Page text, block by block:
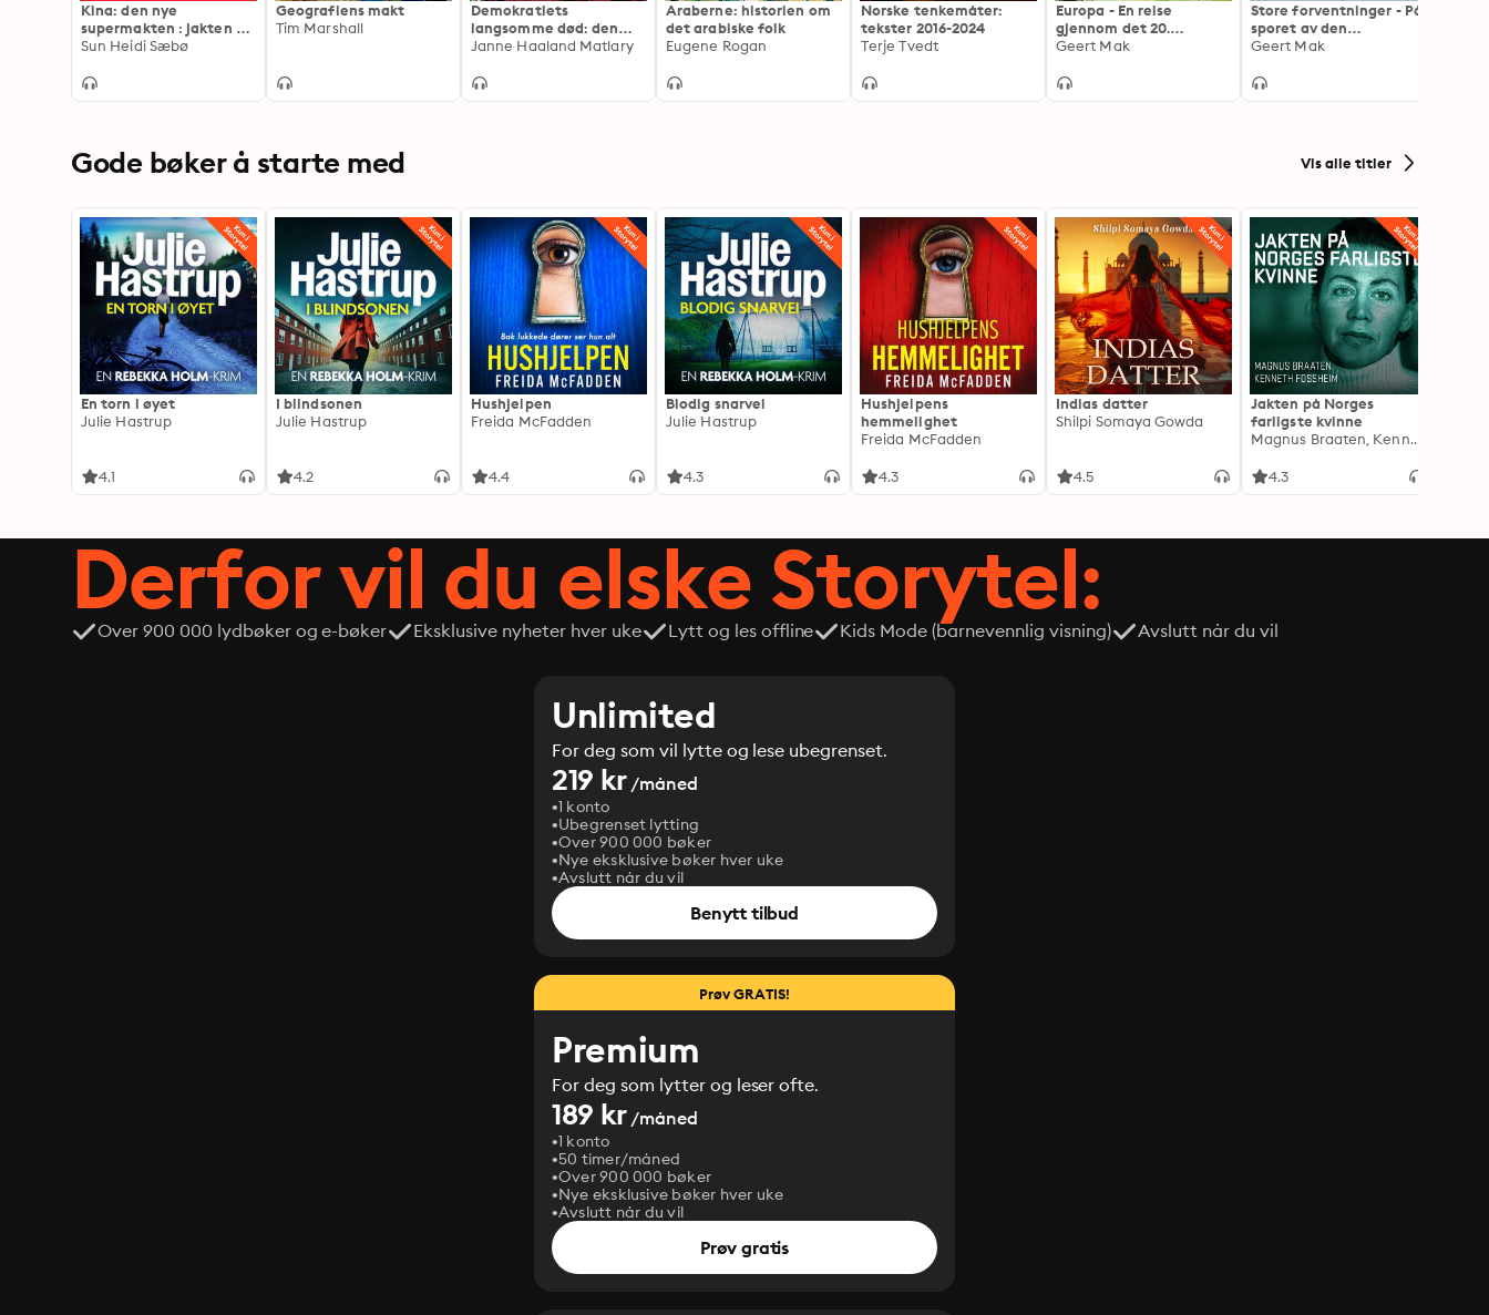
Kina: den nye
supermakten : jakten på
Xi Jinping og det
Sun Heidi Sæbø
Geografiens makt
Tim Marshall
Demokratiets
langsomme død: den
nye intoleransen
Janne Haaland Matlary
Araberne: historien om
det arabiske folk
Eugene Rogan
Norske tenkemåter:
tekster 2016-2024
Terje Tvedt
Europa - En reise
gjennom det 20.
århundret
Geert Mak
Store forventninger - På
sporet av den
europeiske drømmen
Geert Mak
Gode bøker å starte med Vis alle titler
En torn i øyet
Julie Hastrup
4.1
I blindsonen
Julie Hastrup
4.2
Hushjelpen
Freida McFadden
4.4
Blodig snarvei
Julie Hastrup
4.3
Hushjelpens
hemmelighet
Freida McFadden
4.3
Indias datter
Shilpi Somaya Gowda
4.5
Jakten på Norges
farligste kvinne
Magnus Braaten, Kenneth Fossheim
4.3
Derfor vil du elske Storytel:
Over 900 000 lydbøker og e-bøker Eksklusive nyheter hver uke Lytt og les offline Kids Mode (barnevennlig visning) Avslutt når du vil
Unlimited
For deg som vil lytte og lese ubegrenset.
219 kr/måned
1 konto
Ubegrenset lytting
Over 900 000 bøker
Nye eksklusive bøker hver uke
Avslutt når du vil
Benytt tilbud
Prøv GRATIS!
Premium
For deg som lytter og leser ofte.
189 kr/måned
1 konto
50 timer/måned
Over 900 000 bøker
Nye eksklusive bøker hver uke
Avslutt når du vil
Prøv gratis